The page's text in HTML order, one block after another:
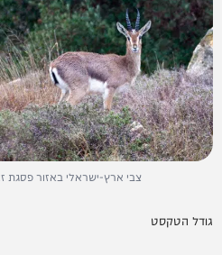
צבי ארץ-ישראלי באזור פסגת
גודל הטקסט